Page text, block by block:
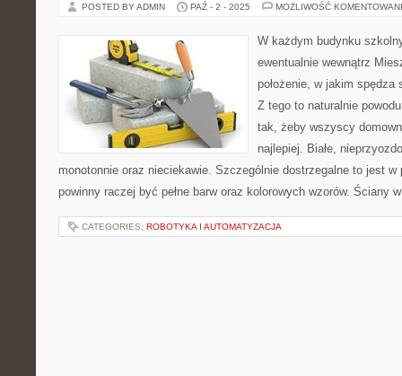
POSTED BY ADMIN PAŹ - 2 - 2025 MOŻLIWOŚĆ
W każdym budynku
ewentualnie wewnątrz
położenie, w jakim
Z tego to naturalnie
tak, żeby wszyscy
najlepiej. Białe,
monotonnie oraz nieciekawie. Szczególnie dostrzegalne to jest
powinny raczej być pełne barw oraz kolorowych wzorów. Ściany
CATEGORIES: ROBOTYKA I AUTOMATYZACJA